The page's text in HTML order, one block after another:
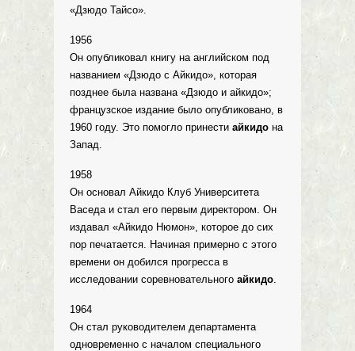
«Дзюдо Тайсо».
1956
Он опубликовал книгу на английском под
названием «Дзюдо с Айкидо», которая
позднее была названа «Дзюдо и айкидо»;
французское издание было опубликовано, в
1960 году. Это помогло принести айкидо на
Запад.
1958
Он основал Айкидо Клуб Университета
Васеда и стал его первым директором. Он
издавал «Айкидо Нюмон», которое до сих
пор печатается. Начиная примерно с этого
времени он добился прогресса в
исследовании соревновательного айкидо
1964
Он стал руководителем департамента
одновременно с началом специального